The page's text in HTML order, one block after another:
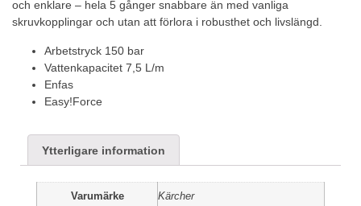
och enklare – hela 5 gånger snabbare än med vanliga
skruvkopplingar och utan att förlora i robusthet och livslängd.
Arbetstryck 150 bar
Vattenkapacitet 7,5 L/m
Enfas
Easy!Force
Ytterligare information
Varumärke Kärcher